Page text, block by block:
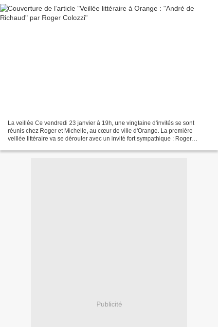
La veillée Ce vendredi 23 janvier à 19h, une vingtaine d'invités se sont
réunis chez Roger et Michelle, au cœur de ville d'Orange. La première
veillée littéraire va se dérouler avec un invité fort sympathique : Roger
Publicité